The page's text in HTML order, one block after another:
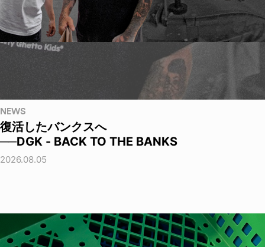
NEWS
復活したバンクスへ
──DGK - BACK TO THE BANKS
2026.08.05